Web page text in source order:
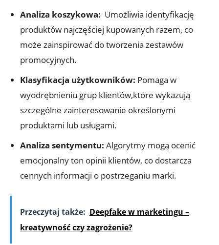
Analiza koszykowa: ⁢ Umożliwia ⁤identyfikację
produktów najczęściej kupowanych razem,⁣ co
może ⁣zainspirować do⁣ tworzenia zestawów
promocyjnych.
Klasyfikacja ‍użytkowników: Pomaga w
wyodrębnieniu grup‌ klientów,które wykazują‍
szczególne zainteresowanie ‌określonymi
produktami lub usługami.
Analiza sentymentu: ​Algorytmy mogą ‌ocenić
emocjonalny ton ‍opinii ⁤klientów, co dostarcza‍
cennych informacji o postrzeganiu marki.
Przeczytaj także: Deepfake w marketingu –
kreatywność czy zagrożenie?